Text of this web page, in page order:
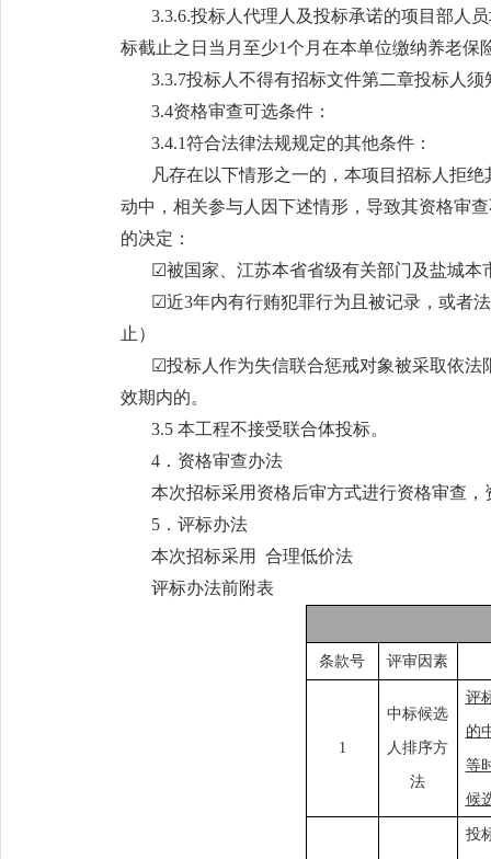
3.3.6.投标人代理人及投标承诺的项目部人
标截止之日当月至少1个月在本单位缴纳养老
3.3.7投标人不得有招标文件第二章投标人须
3.4资格审查可选条件：
3.4.1符合法律法规规定的其他条件：
凡存在以下情形之一的，本项目招标人拒
动中，相关参与人因下述情形，导致其资格审
的决定：
☑被国家、江苏本省省级有关部门及盐城本
☑近3年内有行贿犯罪行为且被记录，或者
止）
☑投标人作为失信联合惩戒对象被采取依法
效期内的。
3.5 本工程不接受联合体投标。
4．资格审查办法
本次招标采用资格后审方式进行资格审查
5．评标办法
本次招标采用 合理低价法
评标办法前附表
条款号 评审因素
1
中标候选
人排序方
法
评
的
等
候
投